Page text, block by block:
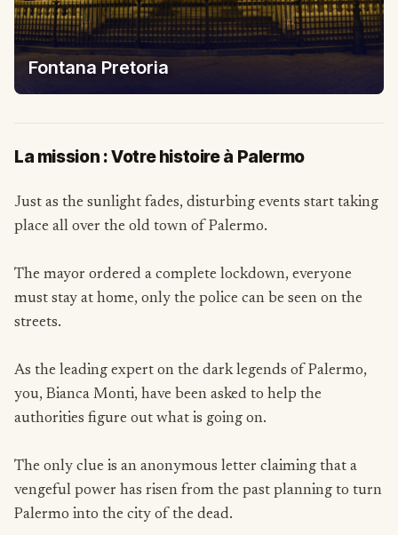
Fontana Pretoria
La mission : Votre histoire à Palermo
Just as the sunlight fades, disturbing events start taking
place all over the old town of Palermo.
The mayor ordered a complete lockdown, everyone
must stay at home, only the police can be seen on the
streets.
As the leading expert on the dark legends of Palermo,
you, Bianca Monti, have been asked to help the
authorities figure out what is going on.
The only clue is an anonymous letter claiming that a
vengeful power has risen from the past planning to turn
Palermo into the city of the dead.